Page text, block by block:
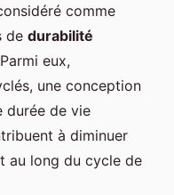
comme
de durabilité
eux,
une conception
durée de vie
à diminuer
au long du cycle de